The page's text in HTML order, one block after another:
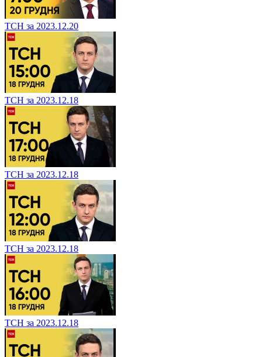
ТСН за 2023.12.20
ТСН за 2023.12.18
ТСН за 2023.12.18
ТСН за 2023.12.18
ТСН за 2023.12.18